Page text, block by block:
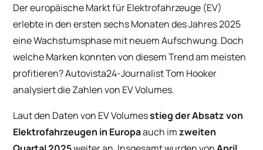
Der europäische Markt für Elektrofahrzeuge (EV)
erlebte in den ersten sechs Monaten des Jahres 2025
eine Wachstumsphase mit neuem Aufschwung. Doch
welche Marken konnten von diesem Trend am meisten
profitieren? Autovista24-Journalist Tom Hooker
analysiert die Zahlen von EV Volumes.
Laut den Daten von EV Volumesstieg der Absatz von
Elektrofahrzeugen in Europaauch imzweiten